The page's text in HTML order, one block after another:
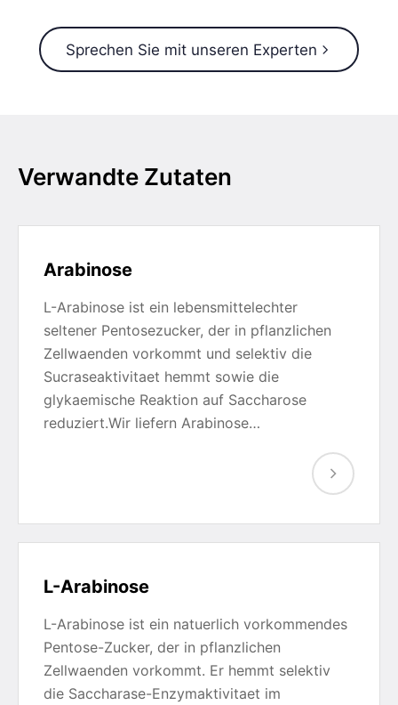
Sprechen Sie mit unseren Experten
Verwandte Zutaten
Arabinose
L-Arabinose ist ein lebensmittelechter
seltener Pentosezucker, der in pflanzlichen
Zellwaenden vorkommt und selektiv die
Sucraseaktivitaet hemmt sowie die
glykaemische Reaktion auf Saccharose
reduziert.Wir liefern Arabinose…
L-Arabinose
L-Arabinose ist ein natuerlich vorkommendes
Pentose-Zucker, der in pflanzlichen
Zellwaenden vorkommt. Er hemmt selektiv
die Saccharase-Enzymaktivitaet im